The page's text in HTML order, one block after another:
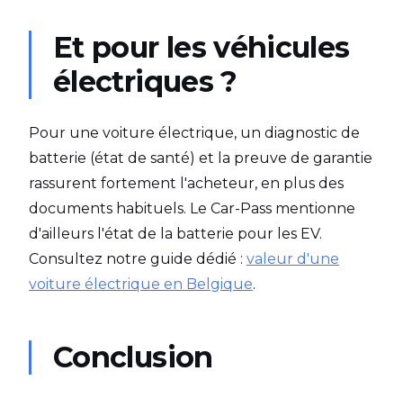
Et pour les véhicules
électriques ?
Pour une voiture électrique, un diagnostic de
batterie (état de santé) et la preuve de garantie
rassurent fortement l'acheteur, en plus des
documents habituels. Le Car-Pass mentionne
d'ailleurs l'état de la batterie pour les EV.
Consultez notre guide dédié : valeur d'une
voiture électrique en Belgique.
Conclusion